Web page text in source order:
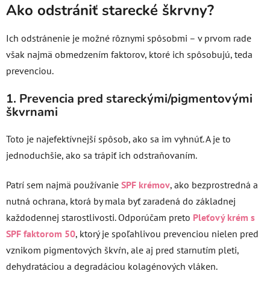
Ako odstrániť starecké škrvny?
Ich odstránenie je možné rôznymi spôsobmi – v prvom rade
však najmä obmedzením faktorov, ktoré ich spôsobujú, teda
prevenciou.
1. Prevencia pred stareckými/pigmentovými
škvrnami
Toto je najefektívnejší spôsob, ako sa im vyhnúť. A je to
jednoduchšie, ako sa trápiť ich odstraňovaním.
Patrí sem najmä používanie SPF krémov, ako bezprostredná a
nutná ochrana, ktorá by mala byť zaradená do základnej
každodennej starostlivosti. Odporúčam preto Pleťový krém s
SPF faktorom 50, ktorý je spoľahlivou prevenciou nielen pred
vznikom pigmentových škvŕn, ale aj pred starnutím pleti,
dehydratáciou a degradáciou kolagénových vláken.